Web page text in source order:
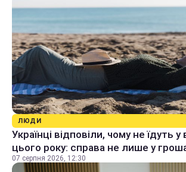
ЛЮДИ
Українці відповіли, чому не їдуть у
цього року: справа не лише у
07 серпня 2026, 12:30